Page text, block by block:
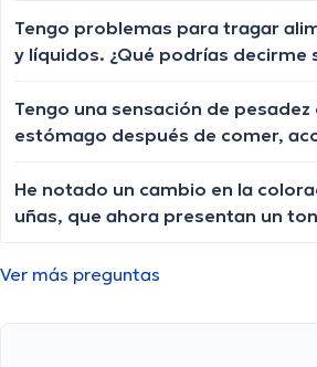
vuelve aparecer, qué
ayudar?
Tengo problemas para tragar
y líquidos. ¿Qué podrías decirme
buscar ayuda médica?
Tengo una sensación de pesadez
estómago después de comer,
posibles causas de esta
debería buscar orientación
He notado un cambio en la
uñas, que ahora presentan un
cambio en las uñas y cuándo
Ver más preguntas